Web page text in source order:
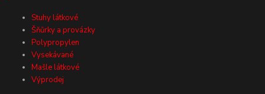
Stuhy látkové
Šňůrky a provázky
Polypropylen
Vysekávané
Mašle látkové
Výprodej